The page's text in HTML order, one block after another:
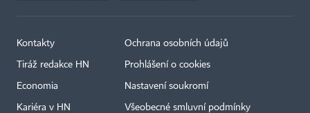
Kontakty
Tiráž redakce HN
Economia
Kariéra v HN
Ochrana osobních údajů
Prohlášení o cookies
Nastavení soukromí
Všeobecné smluvní podmínky